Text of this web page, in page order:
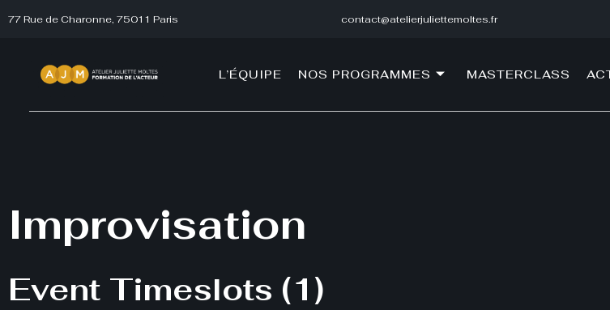
77 Rue de Charonne, 75011 Paris contact@atelierjuliettemoltes.fr
L’ÉQUIPE NOS PROGRAMMES MASTERCLASS
Improvisation
Event Timeslots (1)